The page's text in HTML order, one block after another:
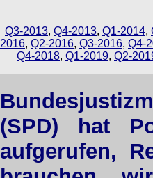
Q3-2013, Q4-2013, Q1-2014,
2016, Q2-2016, Q3-2016, Q4-
Q4-2018, Q1-2019, Q2-
(SPD) hat
aufgerufen,